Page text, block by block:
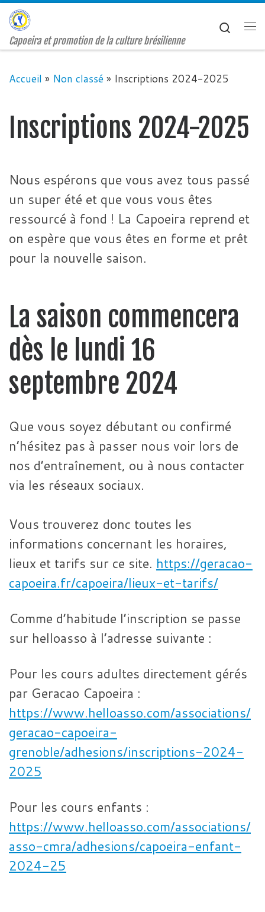
Passer au contenu
Capoeira et promotion de la culture brésilienne
Search
Accueil » Non classé » Inscriptions 2024-2025
Inscriptions 2024-2025
Nous espérons que vous avez tous passé
un super été et que vous vous êtes
ressourcé à fond ! La Capoeira reprend et
on espère que vous êtes en forme et prêt
pour la nouvelle saison.
La saison commencera
dès le lundi 16
septembre 2024
Que vous soyez débutant ou confirmé
n’hésitez pas à passer nous voir lors de
nos d’entraînement, ou à nous contacter
via les réseaux sociaux.
Vous trouverez donc toutes les
informations concernant les horaires,
lieux et tarifs sur ce site. https://geracao-
capoeira.fr/capoeira/lieux-et-tarifs/
Comme d’habitude l’inscription se passe
sur helloasso à l’adresse suivante :
Pour les cours adultes directement gérés
par Geracao Capoeira :
https://www.helloasso.com/associations/
geracao-capoeira-
grenoble/adhesions/inscriptions-2024-
2025
Pour les cours enfants :
https://www.helloasso.com/associations/
asso-cmra/adhesions/capoeira-enfant-
2024-25